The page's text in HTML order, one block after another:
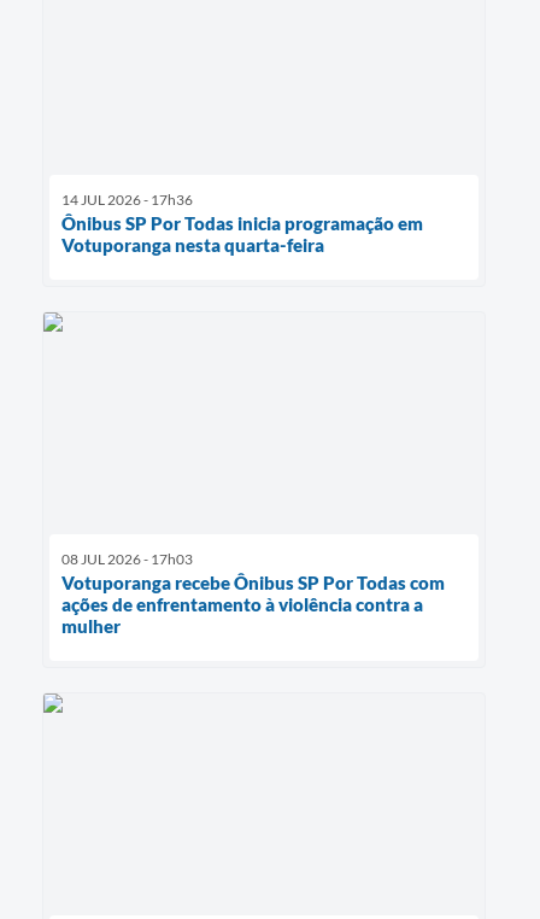
14 JUL 2026 - 17h36
Ônibus SP Por Todas inicia programação em
Votuporanga nesta quarta-feira
08 JUL 2026 - 17h03
Votuporanga recebe Ônibus SP Por Todas com
ações de enfrentamento à violência contra a
mulher